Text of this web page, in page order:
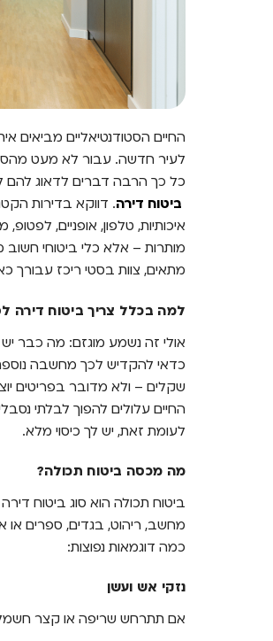
החיים הסטודנטיאליים מביאים
לעיר חדשה. עבור לא מעט
כל כך הרבה דברים לדאוג להם
ביטוח דירה. דווקא בדירות
איכותיות, טלפון, אופניים,
מותרות – אלא כלי ביטוחי חשוב
מתאים, צוות בסטי ריכז
למה בכלל צריך ביטוח דירה
אולי זה נשמע מוגזם: מה כבר
כדאי להקדיש לכך מחשבה
שקלים – ולא מדובר בפריטים
החיים עלולים להפוך לבלתי
לעומת זאת, יש לך כיסוי מלא.
מה מכסה ביטוח תכולה?
ביטוח תכולה הוא סוג ביטוח
מחשב, ריהוט, בגדים, ספרים או
כמה דוגמאות נפוצות:
נזקי אש ועשן
אם תתרחש שריפה או קצר חשמלי